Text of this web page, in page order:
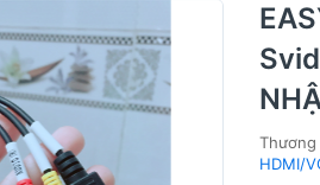
Thương
HDMI/